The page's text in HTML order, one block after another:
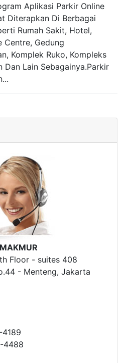
Aplikasi Parkir Online
Diterapkan Di Berbagai
Rumah Sakit, Hotel,
Centre, Gedung
Komplek Ruko, Kompleks
Dan Lain Sebagainya.Parkir
Floor - suites 408
- Menteng, Jakarta
4488